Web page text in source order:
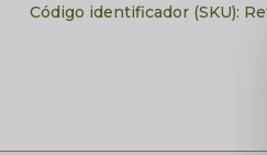
Código identificador (SKU):